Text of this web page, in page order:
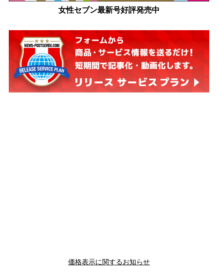
女性セブン最新号好評発売中
価格表示に関するお知らせ